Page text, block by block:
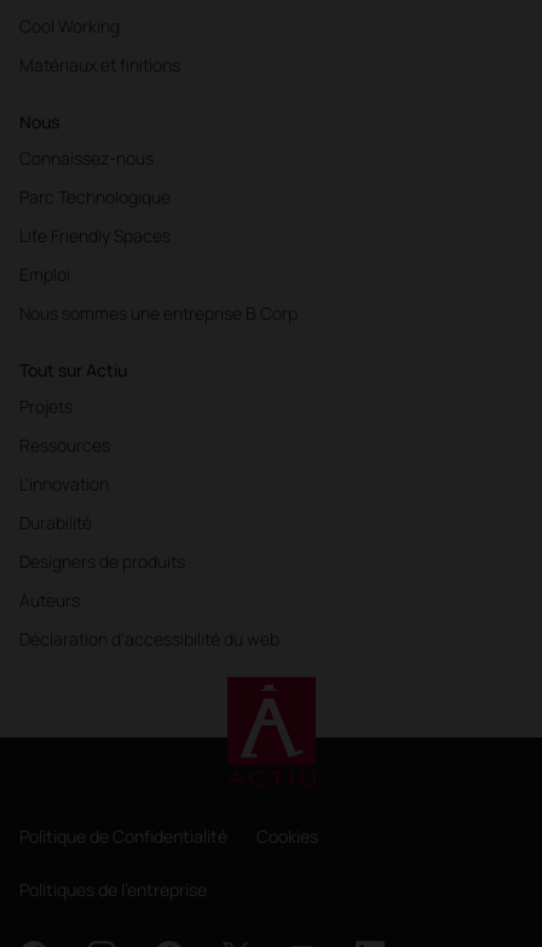
Cool Working
Matériaux et finitions
Nous
Connaissez-nous
Parc Technologique
Life Friendly Spaces
Emploi
Nous sommes une entreprise B Corp
Tout sur Actiu
Projets
Ressources
L'innovation
Durabilité
Designers de produits
Auteurs
Déclaration d'accessibilité du web
Politique de Confidentialité Cookies
Politiques de l'entreprise